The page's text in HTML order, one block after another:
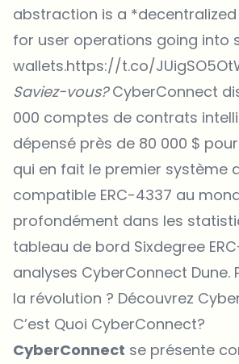
abstraction is a
for user operations going into
wallets.https://t.co/
Saviez-vous?CyberConnect
000 comptes de contrats
dépensé près de 80 000 $
qui en fait le premier système
compatible ERC-4337 au
profondément dans les
tableau de bord Sixdegree
analyses CyberConnect Dune.
la révolution ? Découvrez
C’est Quoi CyberConnect?
CyberConnect se présente